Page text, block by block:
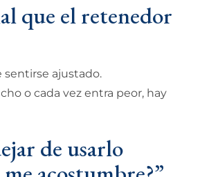
que el retenedor
sentirse ajustado.
o cada vez entra peor, hay
de usarlo